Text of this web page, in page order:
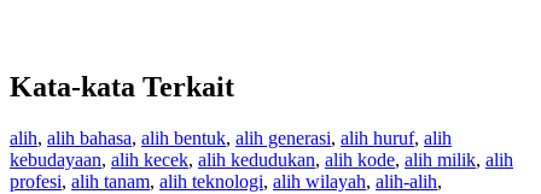
Kata-kata Terkait
alih, alih bahasa, alih bentuk, alih generasi, alih huruf, alih
kebudayaan, alih kecek, alih kedudukan, alih kode, alih milik, alih
profesi, alih tanam, alih teknologi, alih wilayah, alih-alih,